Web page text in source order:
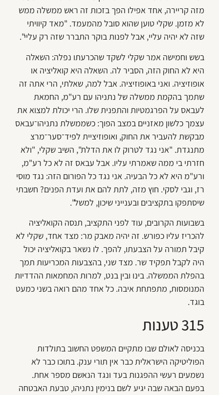
מזה קריירה, אחד אפילו הפך בזכות זה ראש ממשלה ממש
לא מזמן. שקלי טוען שהוא סובל מהמעמד. "מאד קיוויתי
שזה לא יהיה עליי, אבל לפנות בוקר התברר שזה רק עליי".
בשש וחמישה אמר שקלי לשקד שהכרעתו נפלה: השאלה
היא לא החוק הזה, הסביר לה. השאלה היא קואליציה או
אופוזיציה. ואני באופוזיציה. אבל למה, שאלתי, הרי אתה זה
שתמך בהקמת ממשלה של נתניהו עם רע"מ, החמאת
לעבאס על הפרגמטיות והתפנית שלו. הרי יכולת למצוא את
עצמך כלשון מאזניים במצב הפוך: כשממשלת נתניהו־עבאס
מבקשת להעביר את החוק, ואופוזיציית לפיד־סער־מרצ
מתנגדת. "אני נגד לטרוק לו את הדלת", השיב שקלי, "ולא
חזרתי בי ממה שאמרתי עליו. אבל עבאס זה לא כל רע"מ,
ורע"מ היא לא כל הבעיה. אני נגד כל הפורום הזה: נגד מוסי
רז, וגבי לסקי. חוץ מזה, לתת להם את ועדת הפנים? חשבתי
שיסתפקו בתקציבים ובענייני שיכון, למשל".
בשבועות הקרובים, עוד לפני התקציב, תנסה הקואליציה
להכריז עליו כפורש. זה יהיה מאבק מר: מצד אחד, שקלי לא
קיבל תמורה על הצבעתו, להפך. לו נשאר בקואליציה יכול
היה לקבל תפקיד שר. מצד שני, בהצבעות המכריעות תמך
בהפלת הממשלה. בינו ובין בנט, למרות המחמאות ההדדיות
המנומסות, מתפתחת איבה. כל אחד מהם רואה בשני כמעט
בוגד.
315 טענות
בכניסה לאולם שבו מתקיים המשפט החשוב בתולדות
הפוליטיקה הישראלית כבר אין תורי ענק. בתוכו כבר לא
נשמעים רעשי ההפגנות בעד ונגד הנאשם מספר אחת.
בפעם הבאה שבה יגיע לשם בנימין נתניהו, טבעת האבטחה